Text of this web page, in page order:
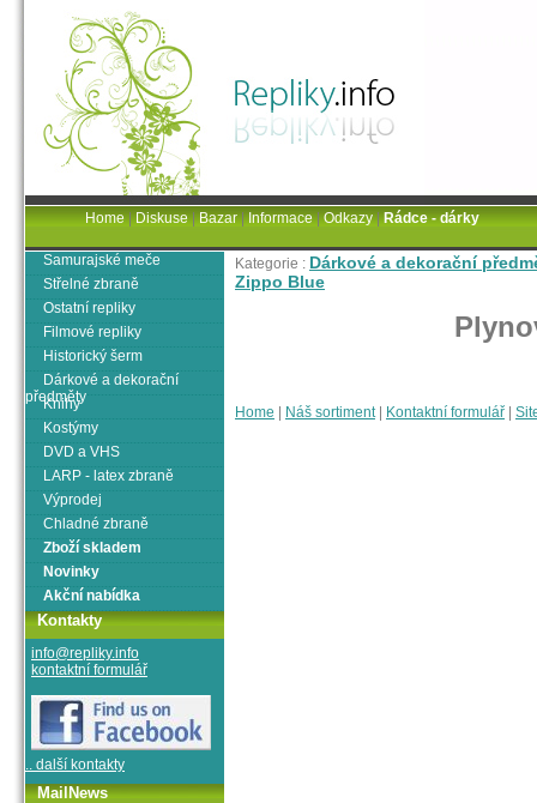
Kategorie : Dárkové a dekorační
Zippo Blue
Home Náš sortiment| Kontaktní formulář
Samurajské meče
Střelné zbraně
Ostatní repliky
Filmové repliky
Historický šerm
Dárkové a dekorační
předměty
Knihy
Kostýmy
DVD a VHS
LARP - latex zbraně
Výprodej
Chladné zbraně
Zboží skladem
Novinky
Akční nabídka
Kontakty
info@repliky.info
kontaktní formulář
.. další kontakty
MailNews
Home|Diskuse|Bazar|Informace|Odkazy|Rádce - dárky